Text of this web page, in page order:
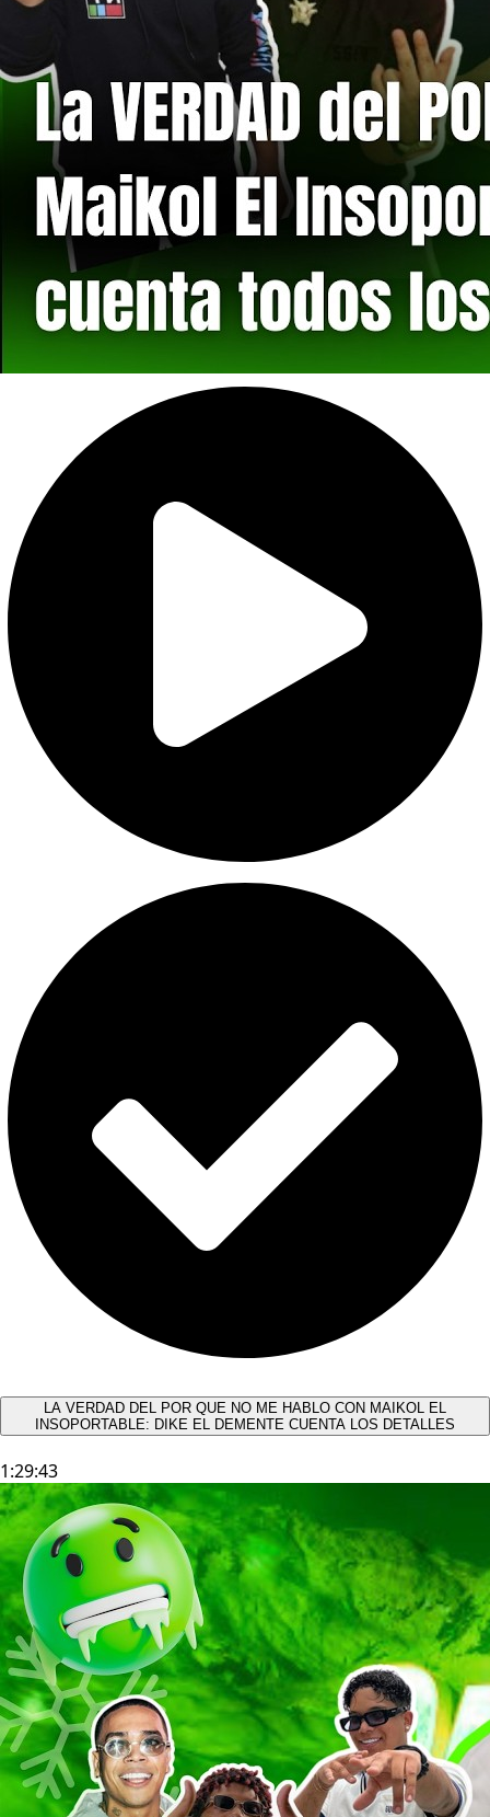
LA VERDAD DEL POR QUE NO ME HABLO CON MAIKOL EL
INSOPORTABLE: DIKE EL DEMENTE CUENTA LOS DETALLES
1:29:43